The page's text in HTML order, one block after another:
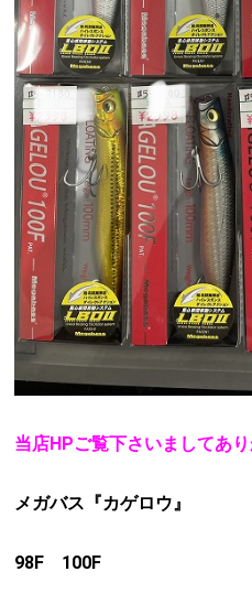
当店HPご覧下さいましてあ
メガバス『カゲロウ』
98F 100F